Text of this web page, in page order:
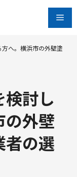
へ。横浜市の外壁塗
検討し
の外壁
者の選